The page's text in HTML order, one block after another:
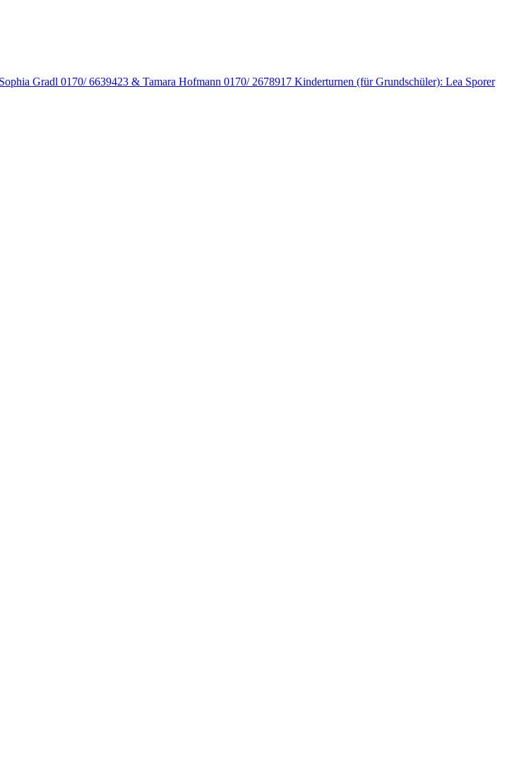
Gradl 0170/ 6639423 & Tamara Hofmann 0170/ 2678917 Kinderturnen (für Grundschüler): Lea Sporer